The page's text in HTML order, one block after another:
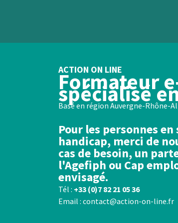
ACTION ON LINE
Formateur
spécialisé
Basé en région Auvergne-Rhône-
Pour les personnes
handicap, merci de
cas de besoin, un
l'Agefiph ou Cap
envisagé.
Tél : +33 (0)7 82 21 05 36
Email : contact@action-on-line.fr